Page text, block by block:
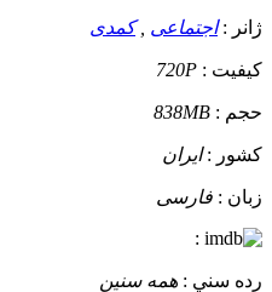
ژانر :اجتماعی ,کمدی
کيفيت : 720P
حجم : 838MB
کشور :ایران
زبان : فارسی
:
رده سني : همه سنین